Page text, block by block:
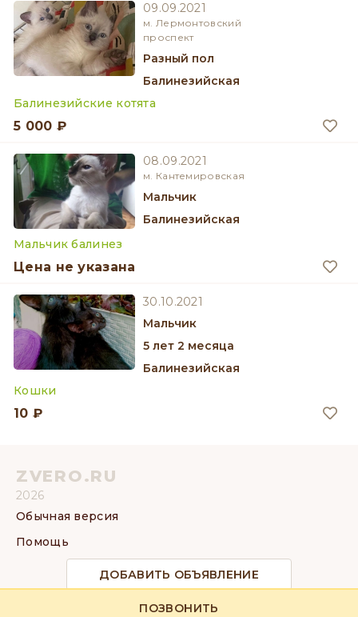
09.09.2021
м. Лермонтовский
проспект
разный пол
Балинезийская
Балинезийские котята
5 000 ₽
08.09.2021
м. Кантемировская
мальчик
Балинезийская
Мальчик балинез
Цена не указана
30.10.2021
мальчик
5 лет 2 месяца
Балинезийская
Кошки
10 ₽
ПОЗВОНИТЬ
ZVERO.RU
2026
Обычная версия
Помощь
ДОБАВИТЬ ОБЪЯВЛЕНИЕ